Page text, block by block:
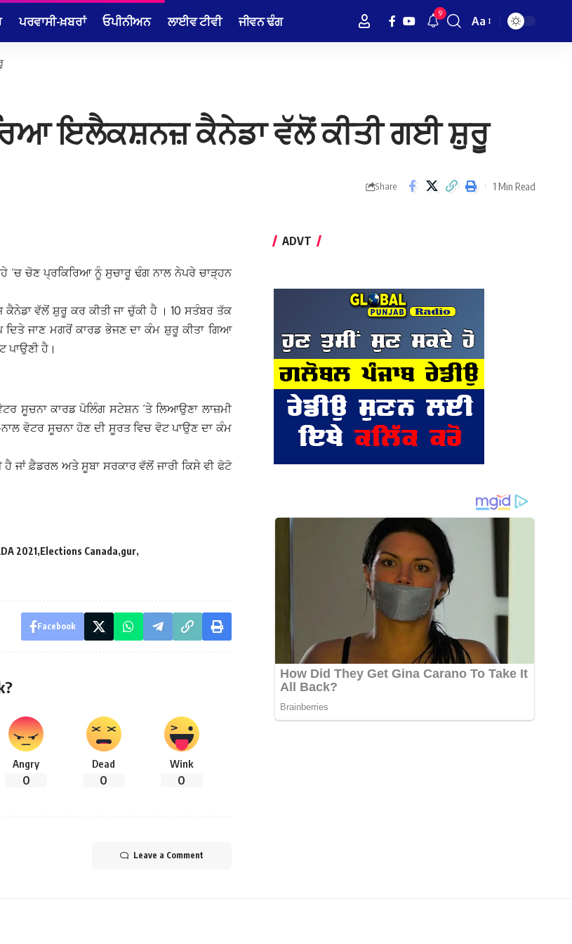
ਪਰਵਾਸੀ-ਖ਼ਬਰਾਂ ਓਪੀਨੀਅਨ ਲਾਈਵ ਟੀਵੀ ਜੀਵਨ ਢੰਗ 9
Font
Aa
ਇਲੈਕਸ਼ਨਜ਼ ਕੈਨੇਡਾ ਵੱਲੋਂ ਕੀਤੀ ਗਈ ਸ਼ੁਰੂ
Share 1 Min Read
‘ਚ ਚੋਣ ਪ੍ਰਕਿਰਿਆ ਨੂੰ ਸੁਚਾਰੂ ਢੰਗ ਨਾਲ ਨੇਪਰੇ ਚਾੜ੍ਹਨ
ਵੱਲੋਂ ਸ਼ੁਰੂ ਕਰ ਕੀਤੀ ਜਾ ਚੁੱਕੀ ਹੈ । 10 ਸਤੰਬਰ ਤੱਕ
ਜਾਣ ਮਗਰੋਂ ਕਾਰਡ ਭੇਜਣ ਦਾ ਕੰਮ ਸ਼ੁਰੂ ਕੀਤਾ ਗਿਆ
ਪਾਉਣੀ ਹੈ।
ਸੂਚਨਾ ਕਾਰਡ ਪੋਲਿੰਗ ਸਟੇਸ਼ਨ ‘ਤੇ ਲਿਆਉਣਾ ਲਾਜ਼ਮੀ
ਵੋਟਰ ਸੂਚਨਾ ਹੋਣ ਦੀ ਸੂਰਤ ਵਿਚ ਵੋਟ ਪਾਉਣ ਦਾ ਕੰਮ
ਜਾਂ ਫ਼ੈਡਰਲ ਅਤੇ ਸੂਬਾ ਸਰਕਾਰ ਵੱਲੋਂ ਜਾਰੀ ਕਿਸੇ ਵੀ ਫੋਟੋ
2021 Elections Canada gur
Facebook
Angry
0
Dead
0
Wink
0
Leave a Comment
ADVT